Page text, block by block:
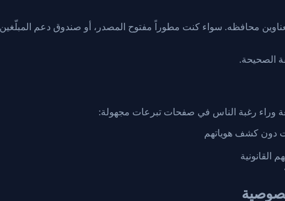
محافظه. سواء كنت مطوراً مفتوح المصدر، أو صندوق دعم
وراء رغبة الناس في صفحات تبرعات مجهولة:
دون كشف هوياتهم
القانونية